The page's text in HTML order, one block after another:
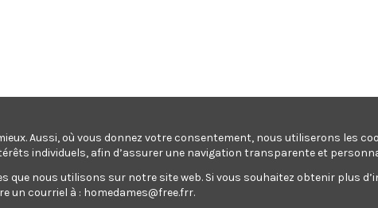
- 230MM
au panier
Aussi, où vous donnez votre consentement, nous utiliserons les
individuels, afin d’assurer une navigation transparente et
nous utilisons sur notre site web. Si vous souhaitez obtenir plus
un courriel à : homedames@free.frr.